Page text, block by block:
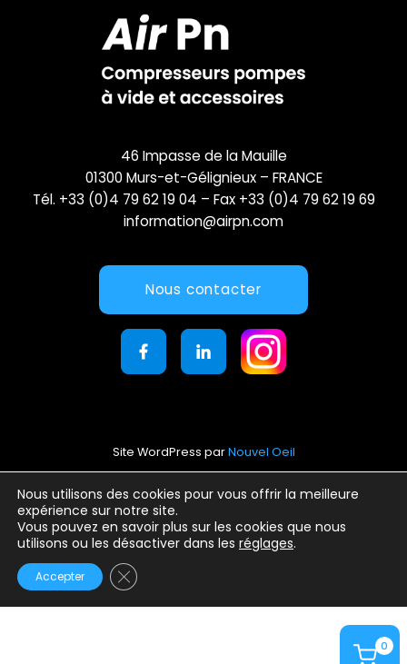
0
Nous utilisons des cookies pour vous offrir la meilleure
expérience sur notre site.
Vous pouvez en savoir plus sur les cookies que nous
utilisons ou les désactiver dans les réglages.
Accepter Fermer la bannière des cookies GDPR
46 Impasse de la Mauille
01300 Murs-et-Gélignieux – FRANCE
Tél. +33 (0)4 79 62 19 04 – Fax +33 (0)4 79 62 19 69
information@airpn.com
Nous contacter
Site WordPress parNouvel Oeil
Mentions légales
Conditions générales d’utilisation
Politique de confidentialité